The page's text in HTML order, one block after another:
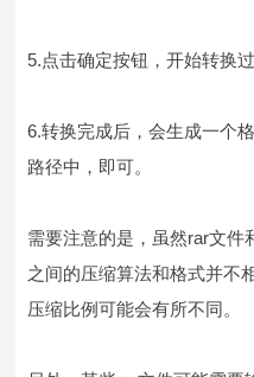
5.点击确定按钮，开始转换过
6.转换完成后，会生成一个
路径中，即可。
需要注意的是，虽然rar文件
之间的压缩算法和格式并不
压缩比例可能会有所不同。